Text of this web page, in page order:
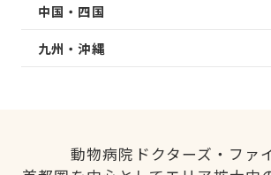
中国・四国
九州・沖縄
動物病院ドクターズ・ファ